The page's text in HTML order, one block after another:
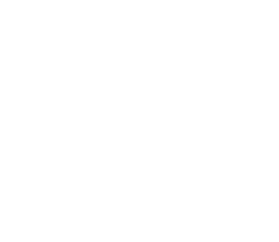
与收割，...
备到连招...